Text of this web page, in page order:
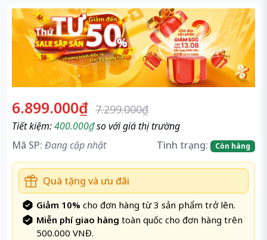
6.899.000₫ 7.299.000₫
Tiết kiệm:400.000₫so với giá thị trường
Mã SP: Đang cập nhật Tình trạng: Còn hàng
Quà tặng và ưu đãi
Giảm 10% cho đơn hàng từ 3 sản phẩm trở lên.
Miễn phí giao hàng toàn quốc cho đơn hàng trên
500.000 VNĐ.